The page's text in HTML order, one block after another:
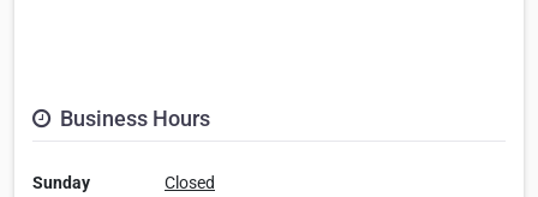
Business Hours
Sunday
Closed